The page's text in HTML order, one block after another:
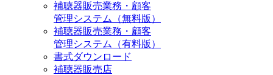
補聴器販売業務・顧客
管理システム（無料版）
補聴器販売業務・顧客
管理システム（有料版）
書式ダウンロード
補聴器販売店